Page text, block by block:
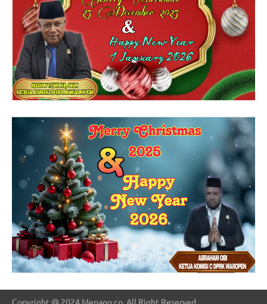
Copyright @ 2024 Mepago.co, All Right Reserved